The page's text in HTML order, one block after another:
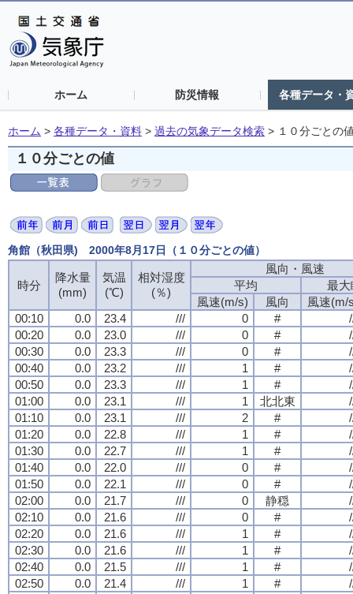
ホーム 防災情報 各種データ・
ホーム > 各種データ・資料 > 過去の気象データ検索 > １０分ごとの
１０分ごとの値
角館（秋田県) 2000年8月17日（１０分ごとの値）
時分
降水量
(mm)
気温
(℃)
相対湿度
(％)
風向・風速
平均
最大
風速(m/s)
風向
風速(m/
00:10
0.0 23.4 /// 0 #
00:20
0.0 23.0 /// 0 #
00:30
0.0 23.3 /// 0 #
00:40
0.0 23.2 /// 1 #
00:50
0.0 23.3 /// 1 #
01:00
0.0 23.1 /// 1 北北東
01:10
0.0 23.1 /// 2 #
01:20
0.0 22.8 /// 1 #
01:30
0.0 22.7 /// 1 #
01:40
0.0 22.0 /// 0 #
01:50
0.0 22.1 /// 0 #
02:00
0.0 21.7 /// 0 静穏
02:10
0.0 21.6 /// 0 #
02:20
0.0 21.6 /// 1 #
02:30
0.0 21.6 /// 1 #
02:40
0.0 21.5 /// 1 #
02:50
0.0 21.4 /// 1 #